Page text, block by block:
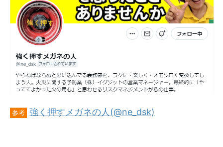
参考 強く押すメガネの人(@ne_dsk)